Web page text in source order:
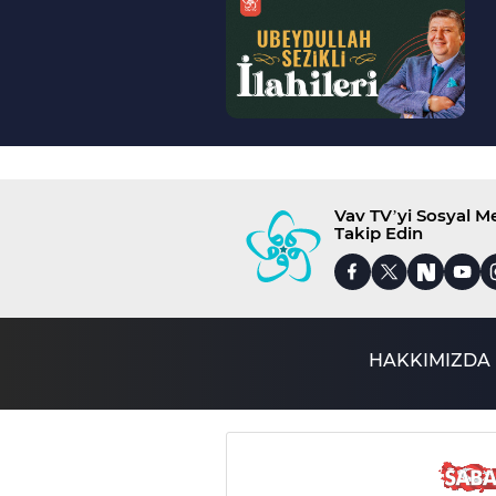
>
Vav TV’yi Sosyal
Takip Edin
HAKKIMIZDA